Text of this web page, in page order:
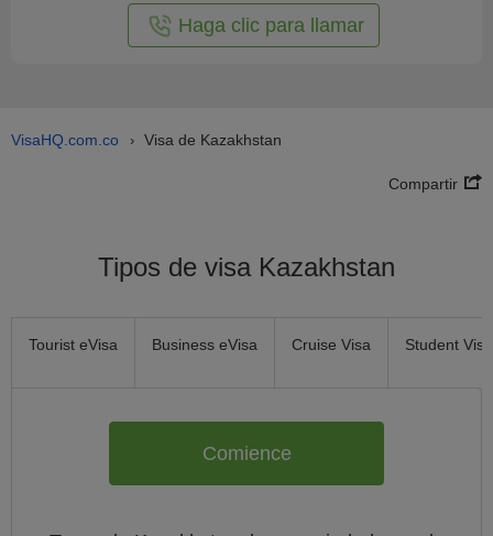
Haga clic para llamar
VisaHQ.com.co › Visa de Kazakhstan
Compartir
Tipos de visa Kazakhstan
Tourist eVisa Business eVisa Cruise Visa Student Visa
Comience